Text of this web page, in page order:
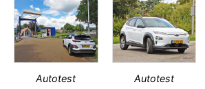
Autotest
Autotest